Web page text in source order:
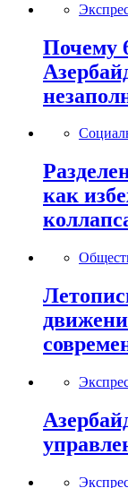
Почему
как